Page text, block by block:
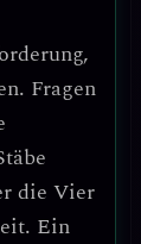
. Fragen
die Vier
. Ein